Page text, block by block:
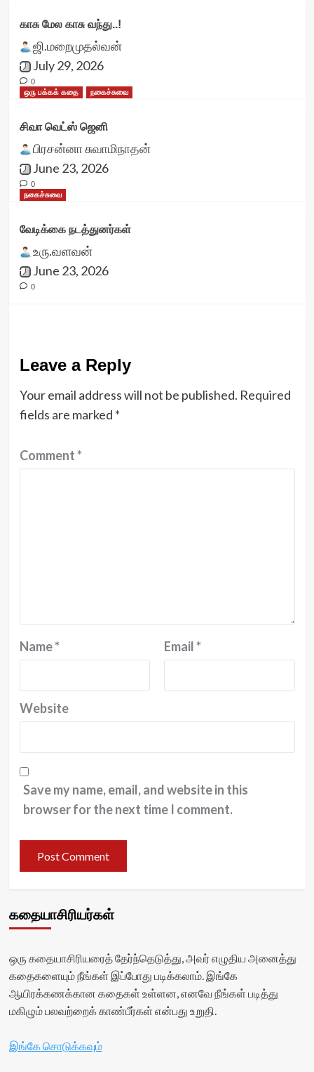
காசு மேல காசு வந்து..!
ஜி.மறைமுதல்வன்
July 29, 2026
0
ஒரு பக்கக் கதை
நகைச்சுவை
சிவா வெட்ஸ் ஜெனி
பிரசன்னா சுவாமிநாதன்
June 23, 2026
0
நகைச்சுவை
வேடிக்கை நடத்துனர்கள்
உரு.வளவன்
June 23, 2026
0
Leave a Reply
Your email address will not be published. Required
fields are marked *
Comment*
Name* Email*
Website
Save my name, email, and website in this
browser for the next time I comment.
கதையாசிரியர்கள்
ஒரு கதையாசிரியரைத் தேர்ந்தெடுத்து, அவர் எழுதிய அனைத்து
கதைகளையும் நீங்கள் இப்போது படிக்கலாம். இங்கே
ஆயிரக்கணக்கான கதைகள் உள்ளன, எனவே நீங்கள் படித்து
மகிழும் பலவற்றைக் காண்பீர்கள் என்பது உறுதி.
இங்கே சொடுக்கவும்